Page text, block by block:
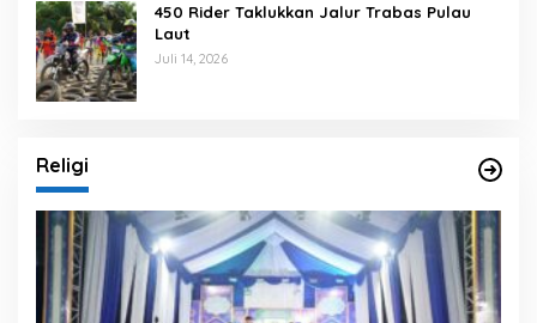
450 Rider Taklukkan Jalur Trabas Pulau
Laut
Juli 14, 2026
Religi